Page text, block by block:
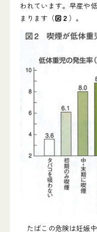
われています。早産や
まります（図２ ）。
たばこの危険は妊娠